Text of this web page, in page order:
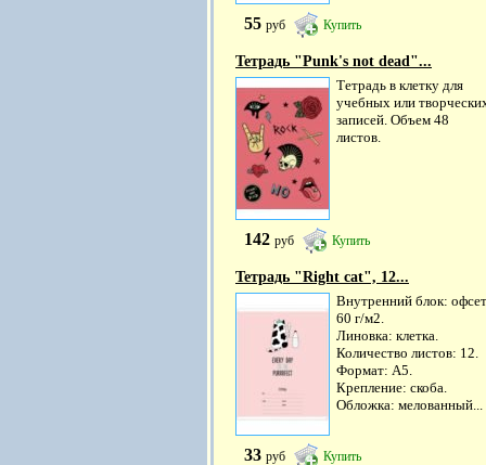
55 руб Купить
Тетрадь "Punk's not dead"...
Тетрадь в клетку для
учебных или
записей. Объем 48
листов.
142 руб Купить
Тетрадь "Right cat", 12...
Внутренний блок: офсет
60 г/м2.
Линовка: клетка.
Количество листов: 12.
Формат: А5.
Крепление: скоба.
Обложка: мелованный...
33 руб Купить